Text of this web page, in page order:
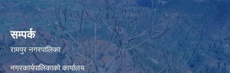
सम्पर्क
रामपुर नगरपालिका
नगरकार्यपालिकाको कार्यालय